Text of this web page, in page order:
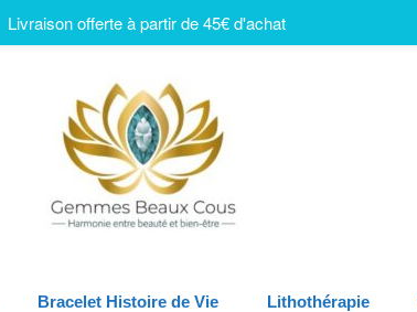
Bracelet Histoire de Vie Lithothérapie
Livraison offerte à partir de 45€ d'achat